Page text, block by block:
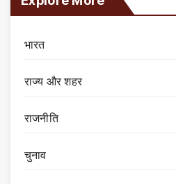
भारत
राज्य और शहर
राजनीति
चुनाव